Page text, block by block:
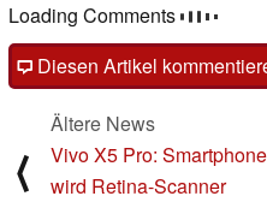
Loading Comments
Diesen Artikel
⟨
Ältere News
Vivo X5 Pro: Smartphone
wird Retina-Scanner